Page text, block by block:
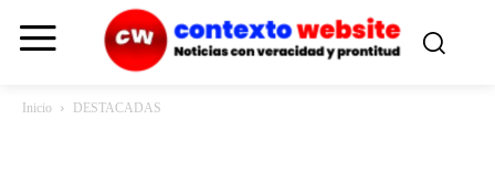
Inicio DESTACADAS